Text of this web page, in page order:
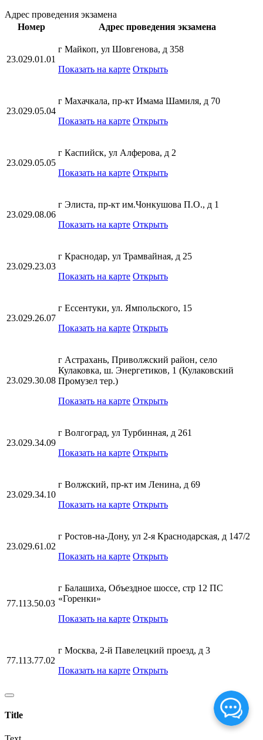
Адрес проведения экзамена
Номер
Адрес проведения экзамена
23.029.01.01
г Майкоп, ул Шовгенова, д 358
Показать на карте Открыть
23.029.05.04
г Махачкала, пр-кт Имама Шамиля, д 70
Показать на карте Открыть
23.029.05.05
г Каспийск, ул Алферова, д 2
Показать на карте Открыть
23.029.08.06
г Элиста, пр-кт им.Чонкушова П.О., д 1
Показать на карте Открыть
23.029.23.03
г Краснодар, ул Трамвайная, д 25
Показать на карте Открыть
23.029.26.07
г Ессентуки, ул. Ямпольского, 15
Показать на карте Открыть
23.029.30.08
г Астрахань, Приволжский район, село
Кулаковка, ш. Энергетиков, 1 (Кулаковский
Промузел тер.)
Показать на карте Открыть
23.029.34.09
г Волгоград, ул Турбинная, д 261
Показать на карте Открыть
23.029.34.10
г Волжский, пр-кт им Ленина, д 69
Показать на карте Открыть
23.029.61.02
г Ростов-на-Дону, ул 2-я Краснодарская, д 147/2
Показать на карте Открыть
77.113.50.03
г Балашиха, Объездное шоссе, стр 12 ПС
«Горенки»
Показать на карте Открыть
77.113.77.02
г Москва, 2-й Павелецкий проезд, д 3
Показать на карте Открыть
Title